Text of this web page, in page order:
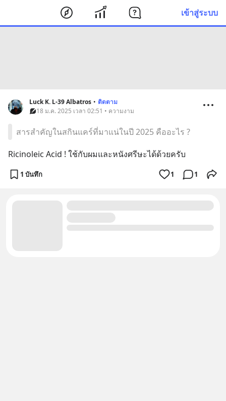
เข้าสู่ระบบ
Luck K. L-39 Albatros • ติดตาม
18 ม.ค. 2025 เวลา 02:51 • ความงาม
สารสำคัญในสกินแคร์ที่มาแน่ในปี 2025 คืออะไร ?
Ricinoleic Acid ! ใช้กับผมและหนังศรีษะได้ด้วยครับ
1 บันทึก 1 1